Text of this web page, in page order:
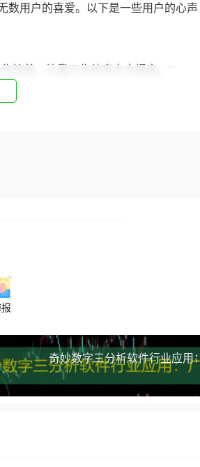
用户的喜爱。以下是一些用户的心声
简单，让我工作效率大大提高。”
享受到愉快的休闲时光。”
调研。以下是一个案例分析：
后，该企业决定引入这款软件。经过
得到了改善。
奇妙数字三分析软件行业应用